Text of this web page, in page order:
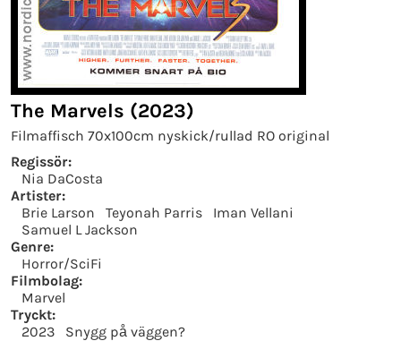
The Marvels (2023)
Filmaffisch 70x100cm nyskick/rullad RO original
Regissör:
Nia DaCosta
Artister:
Brie Larson
Teyonah Parris
Iman Vellani
Samuel L Jackson
Genre:
Horror/SciFi
Filmbolag:
Marvel
Tryckt:
2023
Snygg på väggen?